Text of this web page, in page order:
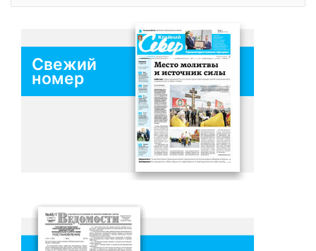
Свежий
номер